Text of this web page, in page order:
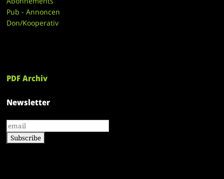
Pub - Annoncen
Don/Kooperativ
PDF Archiv
Newsletter